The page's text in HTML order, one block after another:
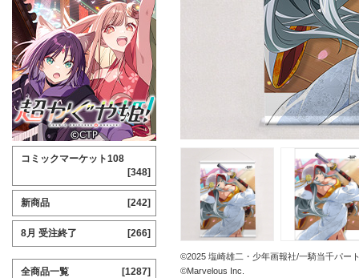
©2025 塩崎雄二・少年画報社/一騎当千パー
©Marvelous Inc.
コミックマーケット108
[348]
新商品 [242]
8月 受注終了 [266]
全商品一覧 [1287]